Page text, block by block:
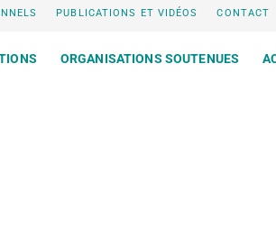
PUBLICATIONS ET VIDÉOS CONTACT
ORGANISATIONS SOUTENUES